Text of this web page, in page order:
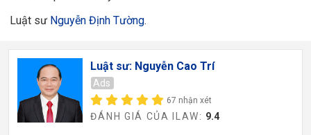
Luật sư Nguyễn Định Tường.
Luật sư: Nguyễn Cao Trí
Ads
67 nhận xét
ĐÁNH GIÁ CỦA ILAW: 9.4